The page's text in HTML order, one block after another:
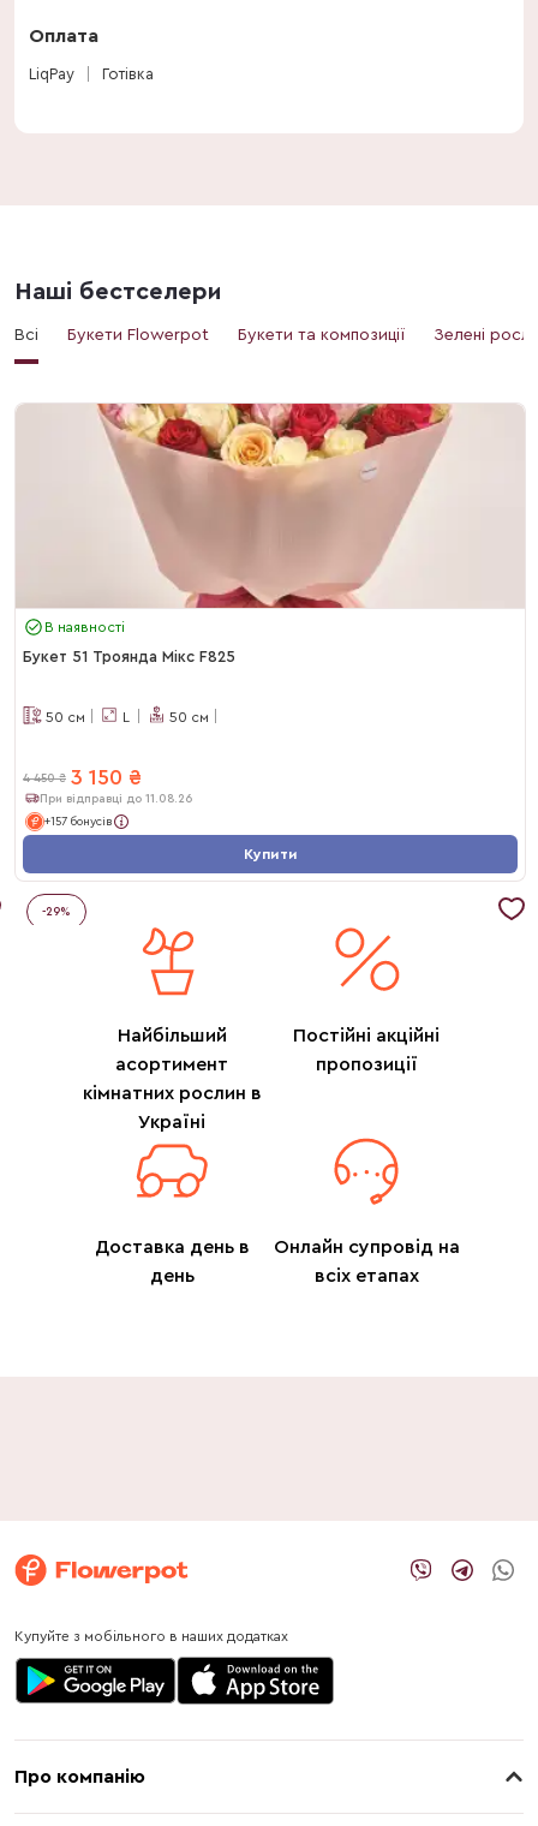
Оплата
LiqPay Готівка
Наші бестселери
Всі Букети Flowerpot Букети та композиції Зелені
В наявності
Букет 51 Троянда Мікс F825
50 см L 50 см
4 450 ₴ 3 150 ₴
При відправці до 11.08.26
+157 бонусів
Купити
-29%
Найбільший
асортимент
кімнатних рослин в
Україні
Постійні акційні
пропозиції
Доставка день в
день
Онлайн супровід на
всіх етапах
Купуйте з мобільного в наших додатках
Про компанію